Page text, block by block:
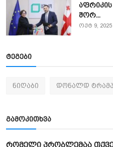
აფრიკის
შორ...
ოქტ 9, 2025
ტეგები
ნიღაბი დონალდ
გამოკითხვა
რომელი პრობლემაა